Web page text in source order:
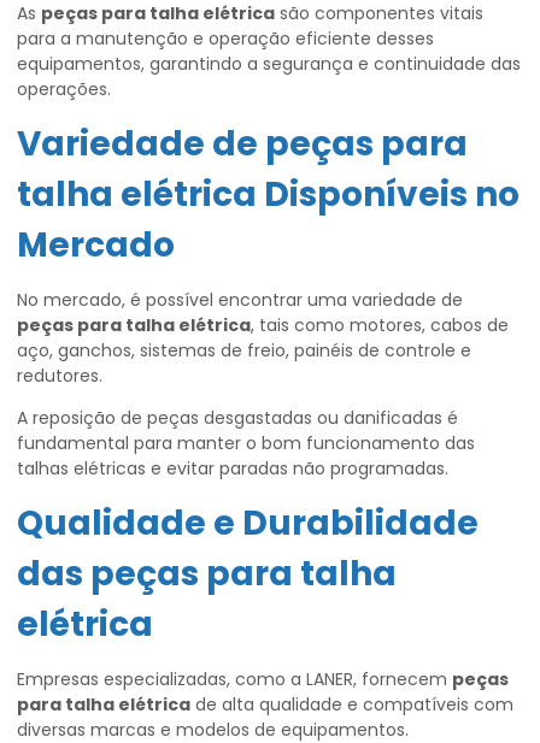
As peças para talha elétrica são componentes vitais
para a manutenção e operação eficiente desses
equipamentos, garantindo a segurança e continuidade das
operações.
Variedade de peças para
talha elétrica Disponíveis no
Mercado
No mercado, é possível encontrar uma variedade de
peças para talha elétrica, tais como motores, cabos de
aço, ganchos, sistemas de freio, painéis de controle e
redutores.
A reposição de peças desgastadas ou danificadas é
fundamental para manter o bom funcionamento das
talhas elétricas e evitar paradas não programadas.
Qualidade e Durabilidade
das peças para talha
elétrica
Empresas especializadas, como a LANER, fornecem peças
para talha elétrica de alta qualidade e compatíveis com
diversas marcas e modelos de equipamentos.